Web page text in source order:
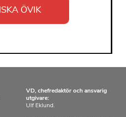
VD, chefredaktör och ansvarig
utgivare:
Ulf Eklund.